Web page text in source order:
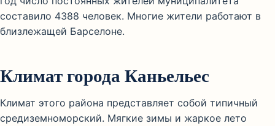
составило 4388 человек. Многие жители работают в
близлежащей Барселоне.
Климат города Каньельес
Климат этого района представляет собой типичный
средиземноморский. Мягкие зимы и жаркое лето